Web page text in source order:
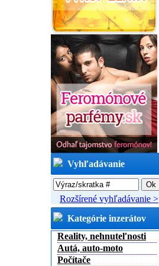
Vyhľadávanie
Rozšírené vyhľadávanie >
Kategórie inzerátov
Reality, nehnuteľnosti
Autá, auto-moto
Počítače